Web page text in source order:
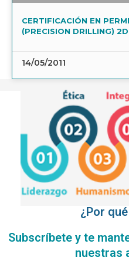
CERTIFICACIÓN EN
(PRECISION DRILLING)
14/05/2011
¿Por
Subscríbete y te
nuestras